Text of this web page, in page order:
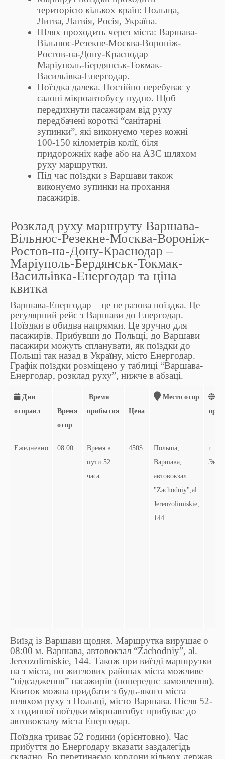
територією кількох країн: Польща,
Литва, Латвія, Росія, Україна.
Шлях проходить через міста: Варшава-
Вільнюс-Резекне-Москва-Вороніж-
Ростов-на-Дону-Краснодар –
Маріуполь-Бердянськ-Токмак-
Васильівка-Енергодар.
Поїздка далека. Постійно перебуває у
салоні мікроавтобусу нудно. Щоб
передихнути пасажирам від руху
передбачені короткі “санітарні
зупинки”, які виконуємо через кожні
100-150 кілометрів колії, біля
придорожніх кафе або на АЗС шляхом
руху маршрутки.
Під час поїздки з Варшави також
виконуємо зупинки на прохання
пасажирів.
Розклад руху маршруту Варшава-
Вільнюс-Резекне-Москва-Вороніж-
Ростов-на-Дону-Краснодар –
Маріуполь-Бердянськ-Токмак-
Васильівка-Енергодар та ціна
квитка
Варшава-Енергодар – це не разова поїздка. Це
регулярний рейс з Варшави до Енергодар.
Поїздки в обидва напрямки. Це зручно для
пасажирів. Прибувши до Польщі, до Варшави
пасажири можуть спланувати, як поїздки до
Польщі так назад в Україну, місто Енергодар.
Графік поїздки розміщено у таблиці “Варшава-
Енергодар, розклад руху”, нижче в абзаці.
Дни
отправл
Время
отпр
Время
прибытия
Цена
Место отпр
Ежедневно 08:00
Время в
пути 52
часа
450$
Польша,
Варшава,
автовокзал
"Zachodniy",al.
Jereozolimiskie,
144
г.
Виїзд із Варшави щодня. Маршрутка вирушає о
08:00 м. Варшава, автовокзал “Zachodniy”, al.
Jereozolimiskie, 144. Також при виїзді маршрутки
на з міста, по житлових районах міста можливе
“підсадження” пасажирів (попереднє замовлення).
Квиток можна придбати з будь-якого міста
шляхом руху з Польщі, місто Варшава. Після 52-
х годинної поїздки мікроавтобус прибуває до
автовокзалу міста Енергодар.
Поїздка триває 52 години (орієнтовно). Час
прибуття до Енергодару вказати заздалегідь
складно. Бо перетинаємо кордони кількох держав,